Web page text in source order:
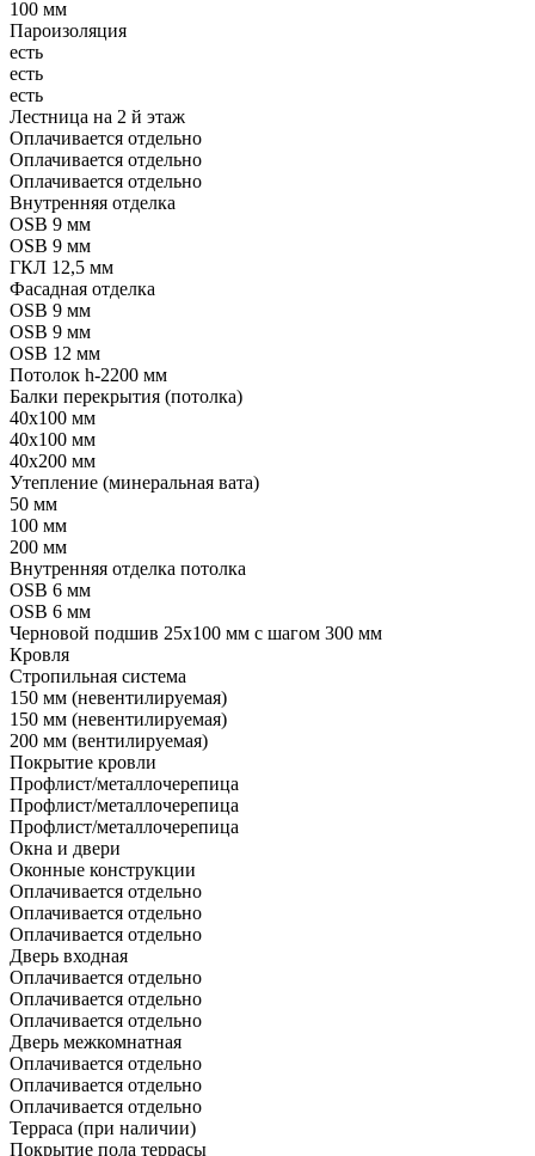
100 мм
Пароизоляция
есть
есть
есть
Лестница на 2 й этаж
Оплачивается отдельно
Оплачивается отдельно
Оплачивается отдельно
Внутренняя отделка
OSB 9 мм
OSB 9 мм
ГКЛ 12,5 мм
Фасадная отделка
OSB 9 мм
OSB 9 мм
OSB 12 мм
Потолок h-2200 мм
Балки перекрытия (потолка)
40x100 мм
40x100 мм
40x200 мм
Утепление (минеральная вата)
50 мм
100 мм
200 мм
Внутренняя отделка потолка
OSB 6 мм
OSB 6 мм
Черновой подшив 25x100 мм с шагом 300 мм
Кровля
Стропильная система
150 мм (невентилируемая)
150 мм (невентилируемая)
200 мм (вентилируемая)
Покрытие кровли
Профлист/металлочерепица
Профлист/металлочерепица
Профлист/металлочерепица
Окна и двери
Оконные конструкции
Оплачивается отдельно
Оплачивается отдельно
Оплачивается отдельно
Дверь входная
Оплачивается отдельно
Оплачивается отдельно
Оплачивается отдельно
Дверь межкомнатная
Оплачивается отдельно
Оплачивается отдельно
Оплачивается отдельно
Терраса (при наличии)
Покрытие пола террасы